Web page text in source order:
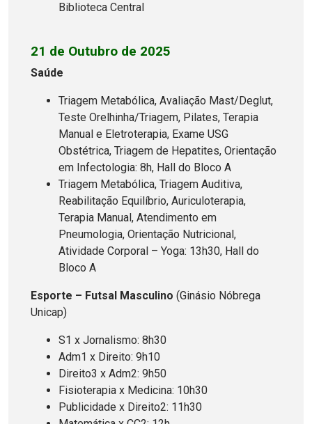
Biblioteca Central
21 de Outubro de 2025
Saúde
Triagem Metabólica, Avaliação Mast/Deglut,
Teste Orelhinha/Triagem, Pilates, Terapia
Manual e Eletroterapia, Exame USG
Obstétrica, Triagem de Hepatites, Orientação
em Infectologia: 8h, Hall do Bloco A
Triagem Metabólica, Triagem Auditiva,
Reabilitação Equilíbrio, Auriculoterapia,
Terapia Manual, Atendimento em
Pneumologia, Orientação Nutricional,
Atividade Corporal – Yoga: 13h30, Hall do
Bloco A
Esporte – Futsal Masculino (Ginásio Nóbrega
Unicap)
S1 x Jornalismo: 8h30
Adm1 x Direito: 9h10
Direito3 x Adm2: 9h50
Fisioterapia x Medicina: 10h30
Publicidade x Direito2: 11h30